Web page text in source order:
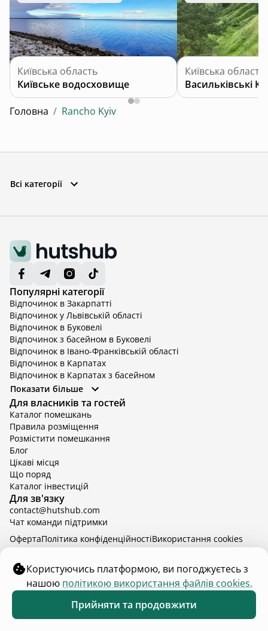
Київська область
Київське водосховище
Київська область
Васильківські
Головна / Rancho Kyiv
доба
2 дорослих
Забронювати
Всі категорії
Популярні категорії
Відпочинок в Закарпатті
Відпочинок у Львівській області
Відпочинок в Буковелі
Відпочинок з басейном в Буковелі
Відпочинок в Івано-Франківській області
Відпочинок в Карпатах
Відпочинок в Карпатах з басейном
Відпочинок в Київській області
Відпочинок в Київській області з басейном
Відпочинок в Тернопільській області
Відпочинок у Вінницькій області
Відпочинок в Яремче
Відпочинок у Львівській області з басейном
Відпочинок з басейном в Тернопільській області
Показати більше
Для власників та гостей
Каталог помешкань
Правила розміщення
Розмістити помешкання
Блог
Цікаві місця
Що поряд
Каталог інвестицій
Для зв'язку
contact@hutshub.com
Чат команди підтримки
hutshub | ©2026
ОфертаПолітика конфіденційностіBикористання cookies
Користуючись платформою, ви погоджуєтесь з
нашою політикою використання файлів cookies.
Прийняти та продовжити